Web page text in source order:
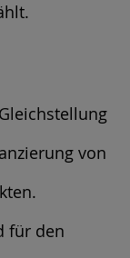
von
für den